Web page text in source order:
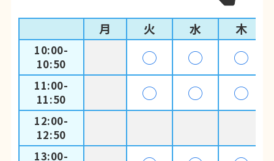
月 火 水 木
10:00-
10:50
◯ ◯ ◯
11:00-
11:50
◯ ◯ ◯
12:00-
12:50
13:00-